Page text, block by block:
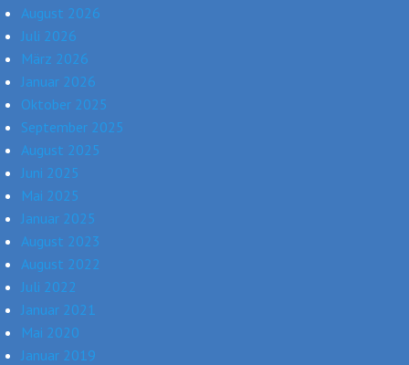
August 2026
Juli 2026
März 2026
Januar 2026
Oktober 2025
September 2025
August 2025
Juni 2025
Mai 2025
Januar 2025
August 2023
August 2022
Juli 2022
Januar 2021
Mai 2020
Januar 2019